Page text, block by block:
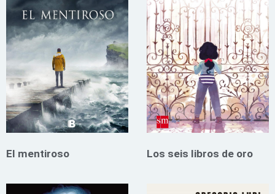
El mentiroso Los seis libros de oro